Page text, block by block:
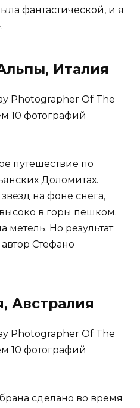
фантастической, и я
Италия
путешествие по
Доломитах.
на фоне снега,
в горы пешком.
метель. Но результат
Стефано
Австралия
сделано во время